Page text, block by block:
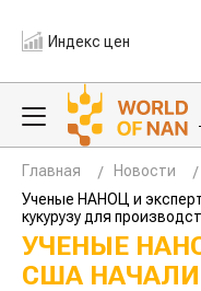
Индекс цен
Главная
Новости
Ученые НАНОЦ и
кукурузу для
УЧЕНЫЕ
США